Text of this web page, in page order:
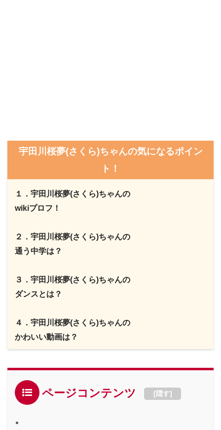
宇田川桜夢(さくら)ちゃんの気になるポイン
ト！
１．宇田川桜夢(さくら)ちゃんの
wikiプロフ！
２．宇田川桜夢(さくら)ちゃんの
通う中学は？
３．宇田川桜夢(さくら)ちゃんの
ダンスとは？
４．宇田川桜夢(さくら)ちゃんの
かわいい動画は？
ページコンテンツ [隠す]